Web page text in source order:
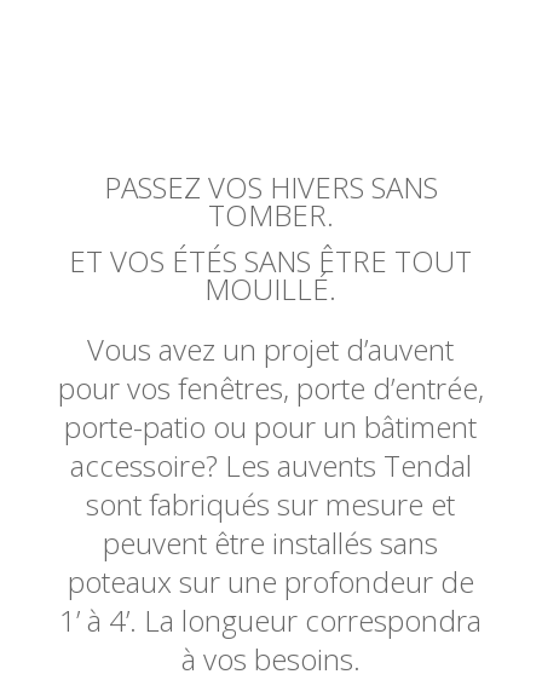
PASSEZ VOS HIVERS SANS
TOMBER.
ET VOS ÉTÉS SANS ÊTRE TOUT
MOUILLÉ.
Vous avez un projet d’auvent
pour vos fenêtres, porte d’entrée,
porte-patio ou pour un bâtiment
accessoire? Les auvents Tendal
sont fabriqués sur mesure et
peuvent être installés sans
poteaux sur une profondeur de
1’ à 4’. La longueur correspondra
à vos besoins.